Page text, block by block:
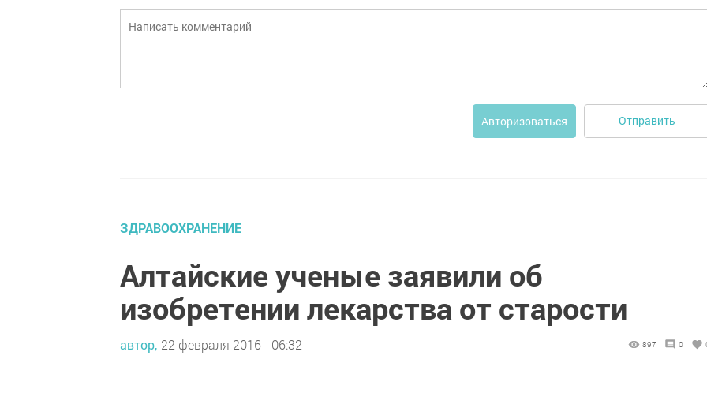
Авторизоваться Отправить
ЗДРАВООХРАНЕНИЕ
Алтайские ученые заявили об
изобретении лекарства от старости
автор, 22 февраля 2016 - 06:32 897 0